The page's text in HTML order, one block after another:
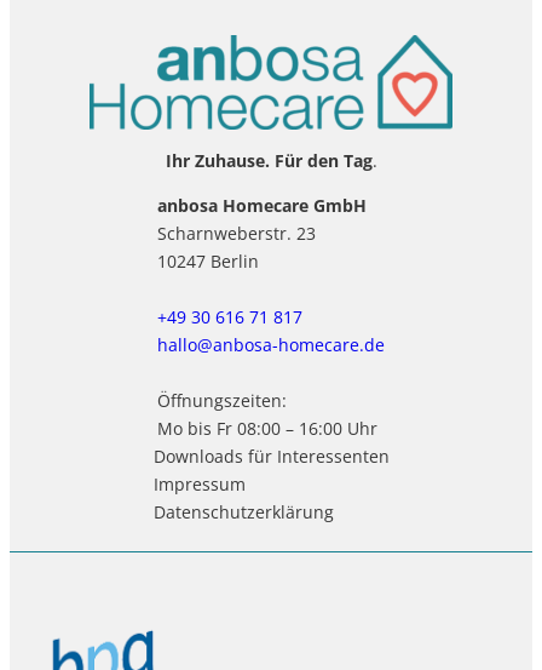
Ihr Zuhause. Für den Tag.
anbosa Homecare GmbH
Scharnweberstr. 23
10247 Berlin
+49 30 616 71 817
hallo@anbosa-homecare.de
Öffnungszeiten:
Mo bis Fr 08:00 – 16:00 Uhr
Downloads für Interessenten
Impressum
Datenschutzerklärung